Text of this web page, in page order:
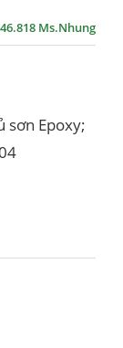
Ms.Nhung
sơn Epoxy;